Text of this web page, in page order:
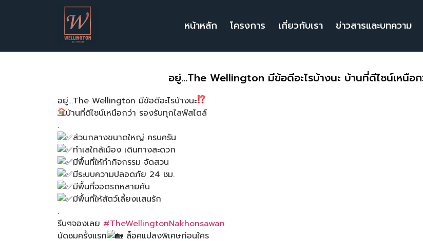
หน้าหลัก โครงการ เกี่ยวกับเรา ข่าวสารและบทความ
อยู่...The Wellington มีข้อดีอะไรบ้างนะ บ้านที่ดีไซน์เหนือ
อยู่…The Wellington มีข้อดีอะไรบ้างนะ
บ้านที่ดีไซน์เหนือกว่า รองรับทุกไลฟ์สไตล์
.
ส่วนกลางขนาดใหญ่ ครบครัน
ทำเลใกล้เมือง เดินทางสะดวก
มีพื้นที่ให้ทำกิจกรรม จัดสวน
มีระบบความปลอดภัย 24 ชม.
มีพื้นที่จอดรถหลายคัน
มีพื้นที่ให้สัตว์เลี้ยงเเสนรัก
.
รีบๆจองเลย #TheWellingtonNakhonsawan
นัดชมครั้งแรก
ล็อคแปลงพิเศษก่อนใคร